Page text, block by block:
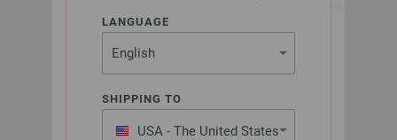
LANGUAGE
SHIPPING TO
USA - The United States
Разм. 38 -
около 250 -
300 g